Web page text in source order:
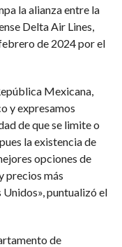
la alianza entre la
Delta Air Lines,
de 2024 por el
Mexicana,
y expresamos
de que se limite o
la existencia de
opciones de
precios más
puntualizó el
de